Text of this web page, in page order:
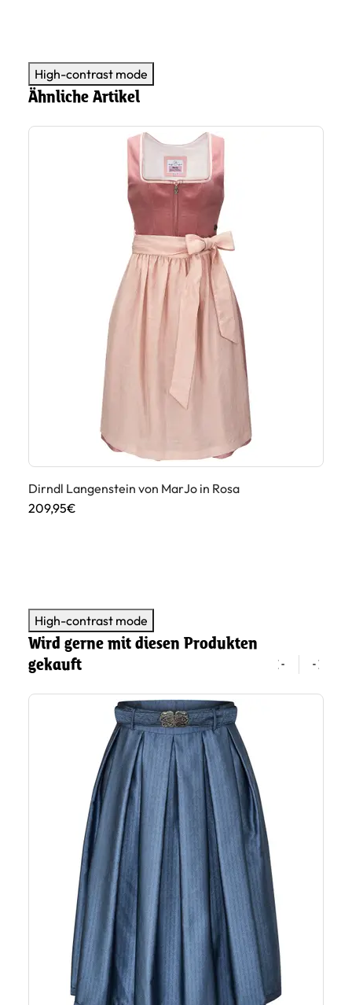
High-contrast mode
Ähnliche Artikel
Dirndl Langenstein von MarJo in Rosa
209,95€
High-contrast mode
Wird gerne mit diesen Produkten
gekauft